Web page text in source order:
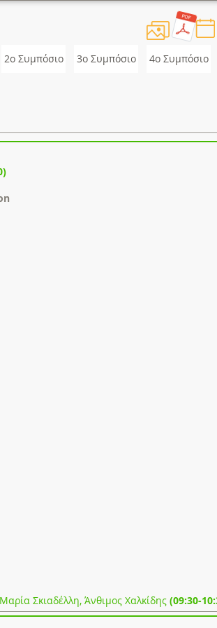
2o Συμπόσιο 3o Συμπόσιο 4ο Συμπόσιο
Σκιαδέλλη, Άνθιμος Χαλκίδης (09:30-